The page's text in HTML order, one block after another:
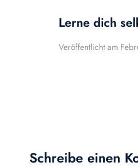
Lerne dich
Veröffentlicht am
Schreibe einen